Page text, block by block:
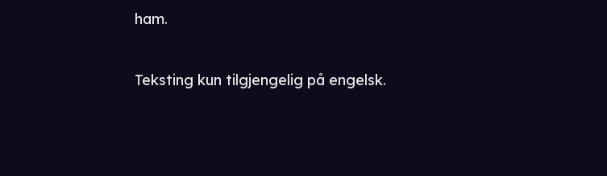
ham.
Teksting kun tilgjengelig på engelsk.